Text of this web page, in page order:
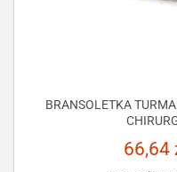
BRANSOLETKA
66,64